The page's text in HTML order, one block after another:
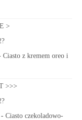
>
Ciasto z kremem oreo i
>>>
- Ciasto czekoladowo-